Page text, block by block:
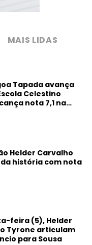
MAIS LIDAS
Tapada avança
Celestino
nota 7,1 na
Helder Carvalho
da história com nota
feira (5), Helder
Tyrone articulam
para Sousa